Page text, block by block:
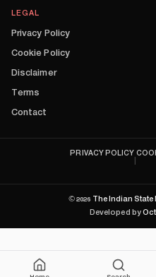
LEGAL
Privacy Policy
Cookie Policy
Disclaimer
Terms
Contact
PRIVACY POLICY
©2026 The Indian State
Developed by